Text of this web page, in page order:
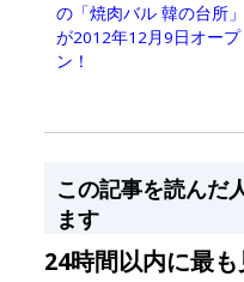
の「焼肉バル 韓の台所」
が2012年12月9日オープ
ン！
この記事を読んだ
ます
24時間以内に最